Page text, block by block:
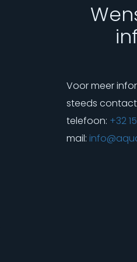
Voor meer
steeds
telefoon: +32
mail: